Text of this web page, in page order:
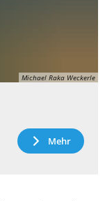
Michael Raka Weckerle
Mehr